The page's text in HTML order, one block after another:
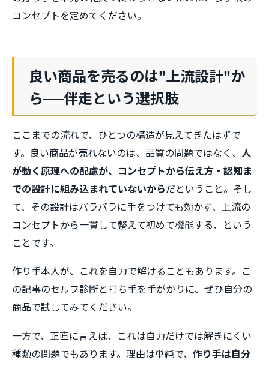
コンセプトを定めてください。
良い商品を売るのは”上流設計”か
ら──伴走という選択肢
ここまでの流れで、ひとつの構造が見えてきたはずで
す。良い商品が売れないのは、品質の問題ではなく、
人
が動く原理への配慮が、コンセプトから伝え方・認知ま
での設計に組み込まれていないからだということ。そし
て、その設計はバラバラに手をつけても効かず、上流の
コンセプトから一貫して整えて初めて機能する、という
ことです。
作り手本人が、これを自力で解けることもあります。こ
の記事のセルフ診断と打ち手を手がかりに、ぜひ自分の
商品で試してみてください。
一方で、正直に言えば、これは自力だけでは解きにくい
種類の問題でもあります。理由は単純で、 作り手は自分